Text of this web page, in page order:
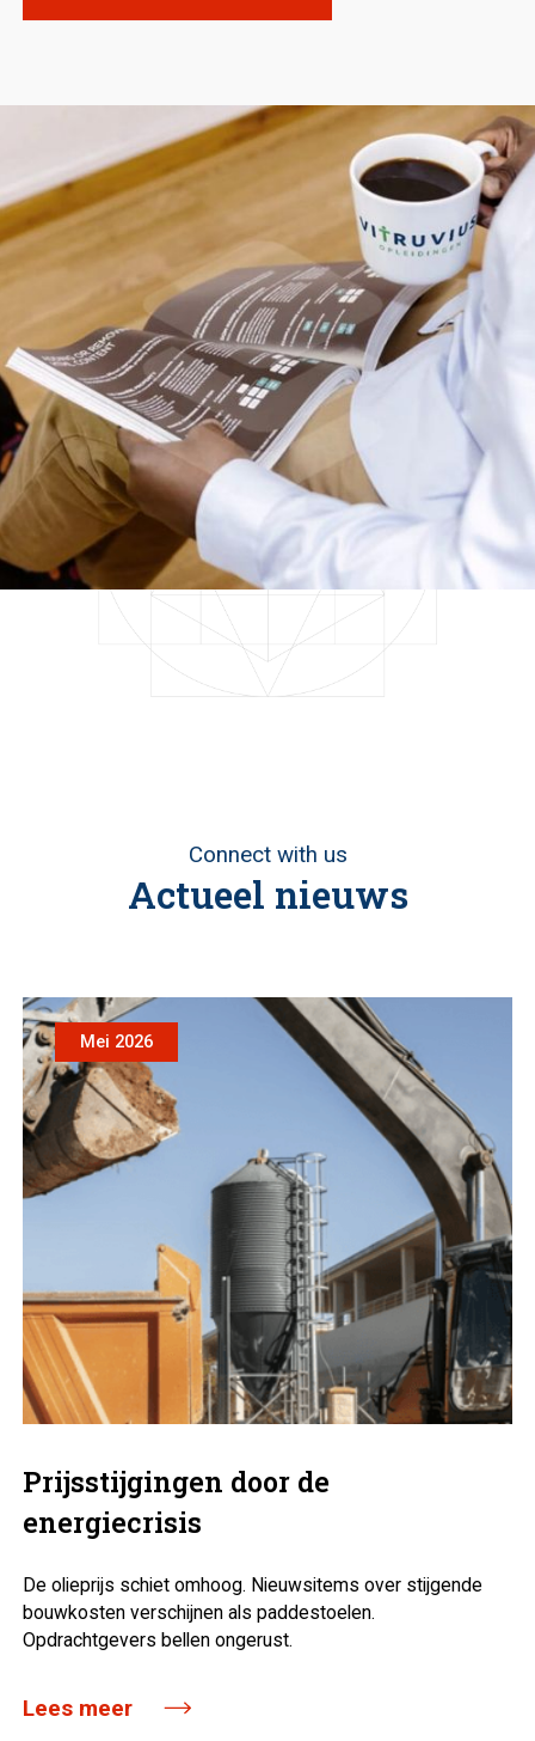
Connect with us
Actueel nieuws
Mei 2026
Prijsstijgingen door de
energiecrisis
De olieprijs schiet omhoog. Nieuws­items over stijgende
bouwkosten verschijnen als paddestoelen.
Opdrachtgevers bellen ongerust.
Lees meer